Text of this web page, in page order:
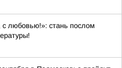
с любовью!»: стань послом